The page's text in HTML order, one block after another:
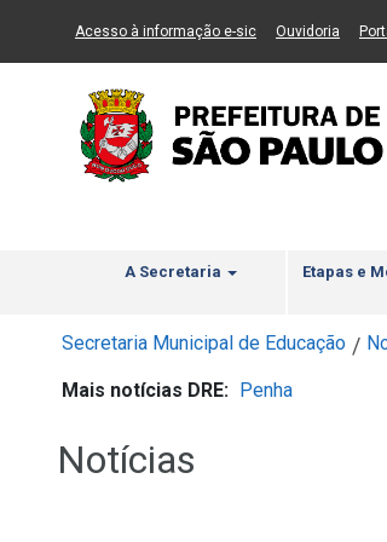
Ir ao Conteúdo Ir para menu principal 2
Acesso à informação e-sic(Link para um novo
Ouvidoria (Link
A Secretaria Etapas e
Secretaria Municipal de Educação /
Mais notícias DRE: Penha
Notícias